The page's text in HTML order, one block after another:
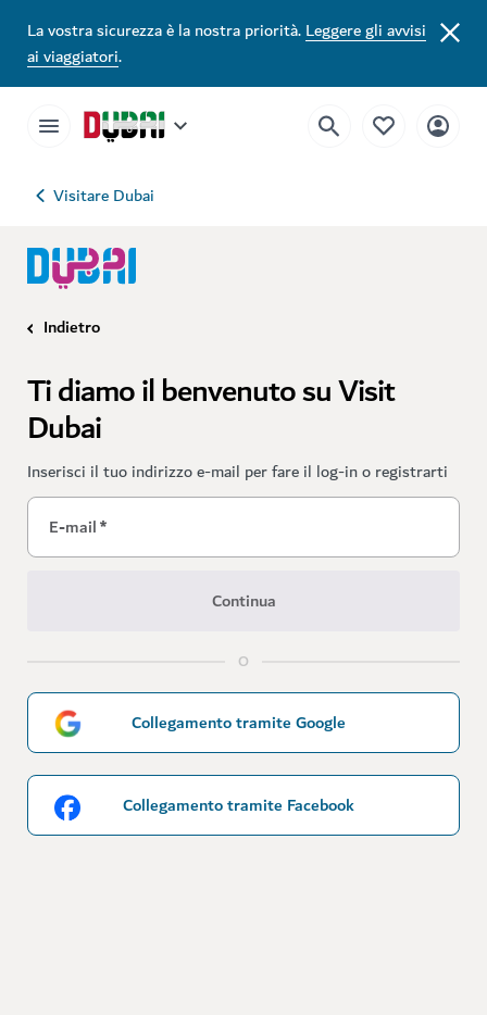
La vostra sicurezza è la nostra priorità.Leggere gli avvisi
ai viaggiatori.
Visitare Dubai
Indietro
Ti diamo il benvenuto su Visit
Dubai
Inserisci il tuo indirizzo e-mail per fare il log-in o registrarti
E-mail*
Continua
O
Collegamento tramite Google
Collegamento tramite Facebook